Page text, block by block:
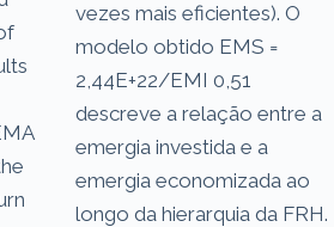
vezes mais eficientes). O
modelo obtido EMS =
2,44E+22/EMI 0,51
descreve a relação entre a
emergia investida e a
emergia economizada ao
longo da hierarquia da FRH.